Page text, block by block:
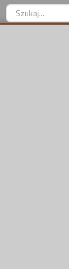
Szukaj...